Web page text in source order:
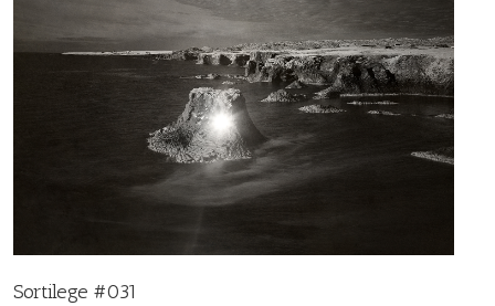
Sortilege #031